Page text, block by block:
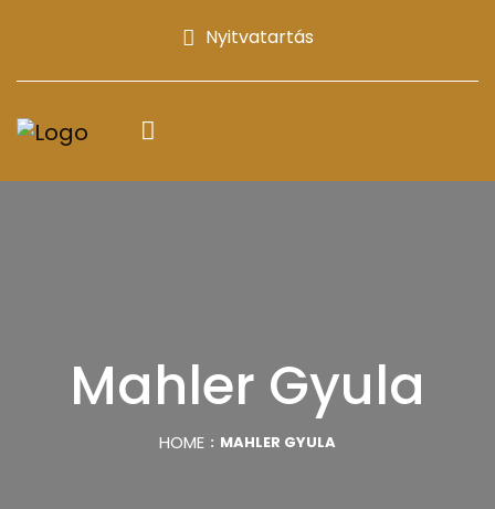
Nyitvatartás
Mahler Gyula
HOME MAHLER GYULA